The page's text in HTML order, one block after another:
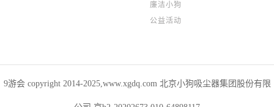
廉洁小狗
公益活动
9游会 copyright 2014-2025,www.xgdq.com 北京小狗吸尘器集团股份有限